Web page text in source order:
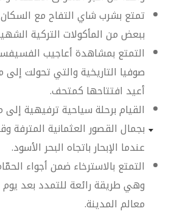
تمتع بشرب شاي التفاح مع
ببعض من المأكولات التركية
التمتع بمشاهدة أعاجيب
صوفيا التاريخية والتي تحولت
أعيد افتتاحها كمتحف.
القيام برحلة سياحية ترفيهية
بجمال القصور العثمانية المترفة
عندما الإبحار باتجاه البحر الأسود.
التمتع بالاسترخاء ضمن أجواء
وهي طريقة رائعة للتمدد بعد
معالم المدينة.